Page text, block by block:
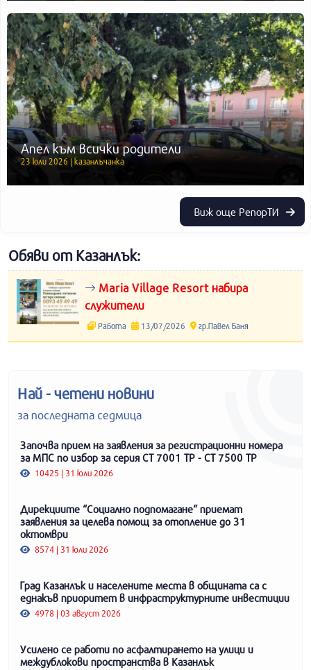
Апел към всички родители
23 юли 2026 | казанлъчанка
Виж още РепорТИ
Обяви от Казанлък:
Maria Village Resort набира
служители
Работа 13/07/2026 гр.Павел Баня
Най - четени новини
за последната седмица
Започва прием на заявления за регистрационни номера
за МПС по избор за серия СТ 7001 ТР - СТ 7500 ТР
10425 | 31 юли 2026
Дирекциите “Социално подпомагане“ приемат
заявления за целева помощ за отопление до 31
октомври
8574 | 31 юли 2026
Град Казанлък и населените места в общината са с
еднакъв приоритет в инфраструктурните инвестиции
4978 | 03 август 2026
Усилено се работи по асфалтирането на улици и
междублокови пространства в Казанлък